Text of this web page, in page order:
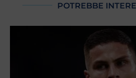
POTREBBE